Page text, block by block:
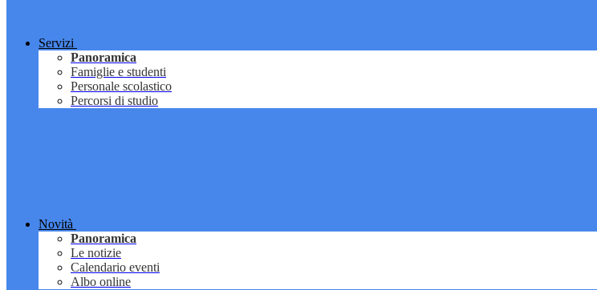
Servizi
Panoramica
Famiglie e studenti
Personale scolastico
Percorsi di studio
Novità
Panoramica
Le notizie
Calendario eventi
Albo online